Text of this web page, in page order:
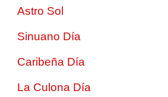
Astro Sol
Sinuano Día
Caribeña Día
La Culona Día